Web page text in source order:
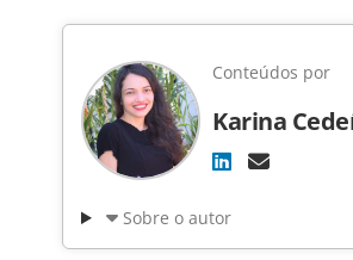
Conteúdos por
Karina
Sobre o autor